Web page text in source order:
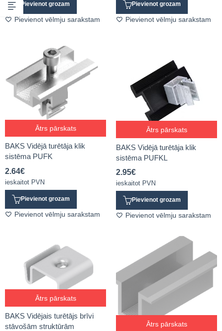
Pievienot grozam
Pievienot vēlmju sarakstam
Pievienot grozam
Pievienot vēlmju sarakstam
Ātrs pārskats
BAKS Vidējā turētāja klik
sistēma PUFK
2.64€
ieskaitot PVN
Pievienot grozam
Pievienot vēlmju sarakstam
Ātrs pārskats
BAKS Vidējā turētāja klik
sistēma PUFKL
2.95€
ieskaitot PVN
Pievienot grozam
Pievienot vēlmju sarakstam
Ātrs pārskats
BAKS Vidējais turētājs brīvi
stāvošām struktūrām
Ātrs pārskats